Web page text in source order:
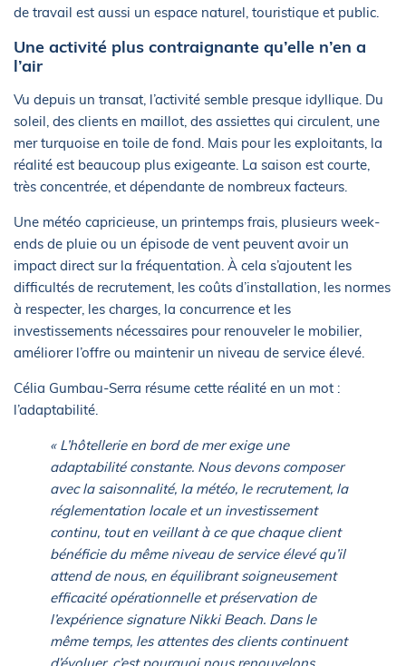
de travail est aussi un espace naturel, touristique et public.
Une activité plus contraignante qu’elle n’en a
l’air
Vu depuis un transat, l’activité semble presque idyllique. Du
soleil, des clients en maillot, des assiettes qui circulent, une
mer turquoise en toile de fond. Mais pour les exploitants, la
réalité est beaucoup plus exigeante. La saison est courte,
très concentrée, et dépendante de nombreux facteurs.
Une météo capricieuse, un printemps frais, plusieurs week-
ends de pluie ou un épisode de vent peuvent avoir un
impact direct sur la fréquentation. À cela s’ajoutent les
difficultés de recrutement, les coûts d’installation, les normes
à respecter, les charges, la concurrence et les
investissements nécessaires pour renouveler le mobilier,
améliorer l’offre ou maintenir un niveau de service élevé.
Célia Gumbau-Serra résume cette réalité en un mot :
l’adaptabilité.
« L’hôtellerie en bord de mer exige une
adaptabilité constante. Nous devons composer
avec la saisonnalité, la météo, le recrutement, la
réglementation locale et un investissement
continu, tout en veillant à ce que chaque client
bénéficie du même niveau de service élevé qu’il
attend de nous, en équilibrant soigneusement
efficacité opérationnelle et préservation de
l’expérience signature Nikki Beach. Dans le
même temps, les attentes des clients continuent
d’évoluer, c’est pourquoi nous renouvelons